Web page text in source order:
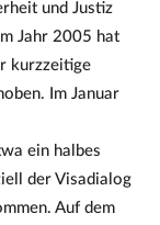
und Justiz
Jahr 2005 hat
kurzzeitige
Im Januar
ein halbes
der Visadialog
Auf dem